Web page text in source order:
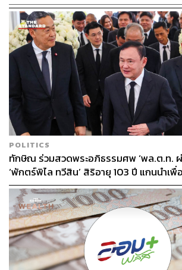
POLITICS
ทักษิณ ร่วมสวดพระอภิธรรมศพ ‘พล.ต.ท. ผ่
‘พักตร์พิไล ทวีสิน’ สิริอายุ 103 ปี แกนนำเ
หลากวงการร่วมอาลัย